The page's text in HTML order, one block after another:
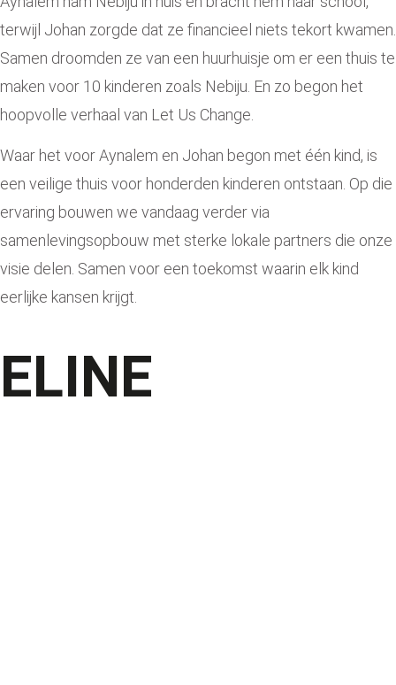
terwijl Johan zorgde dat ze financieel niets tekort kwamen.
Samen droomden ze van een huurhuisje om er een thuis te
maken voor 10 kinderen zoals Nebiju. En zo begon het
hoopvolle verhaal van Let Us Change.
Waar het voor Aynalem en Johan begon met één kind, is
een veilige thuis voor honderden kinderen ontstaan. Op die
ervaring bouwen we vandaag verder via
samenlevingsopbouw met sterke lokale partners die onze
visie delen. Samen voor een toekomst waarin elk kind
eerlijke kansen krijgt.
ELINE